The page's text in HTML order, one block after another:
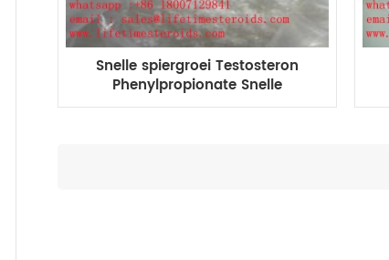
Snelle spiergroei Testosteron
Phenylpropionate Snelle
spiergroei CAS 1255-49-8